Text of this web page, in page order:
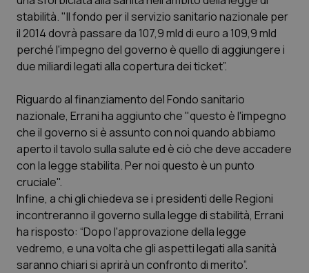
Lettere al direttore
Edizioni Regionali
QS Pro
Professionisti Sanitari.AI
Abruzzo
Basilicata
Calabria
QS Pro Gold
Artrite & artrosi
Asma & BPCO
QS Club Newsletter
stabilità. "Il fondo per il servizio sanitario nazionale per
il 2014 dovrà passare da 107,9 mld di euro a 109,9 mld
perché l'impegno del governo è quello di aggiungere i
due miliardi legati alla copertura dei ticket”.
Riguardo al finanziamento del Fondo sanitario
nazionale, Errani ha aggiunto che "questo è l'impegno
che il governo si è assunto con noi quando abbiamo
aperto il tavolo sulla salute ed è ciò che deve accadere
con la legge stabilita. Per noi questo è un punto
cruciale".
Infine, a chi gli chiedeva se i presidenti delle Regioni
incontreranno il governo sulla legge di stabilità, Errani
ha risposto: “Dopo l'approvazione della legge
vedremo, e una volta che gli aspetti legati alla sanità
saranno chiari si aprirà un confronto di merito”.